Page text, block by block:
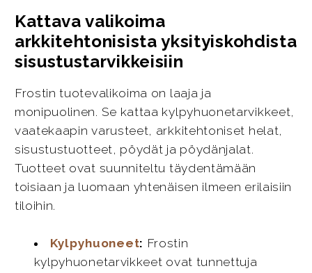
Kattava valikoima
arkkitehtonisista yksityiskohdista
sisustustarvikkeisiin
Frostin tuotevalikoima on laaja ja
monipuolinen. Se kattaa kylpyhuonetarvikkeet,
vaatekaapin varusteet, arkkitehtoniset helat,
sisustustuotteet, pöydät ja pöydänjalat.
Tuotteet ovat suunniteltu täydentämään
toisiaan ja luomaan yhtenäisen ilmeen erilaisiin
tiloihin.
Kylpyhuoneet: Frostin
kylpyhuonetarvikkeet ovat tunnettuja